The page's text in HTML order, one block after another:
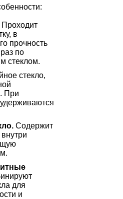
Проходит
в
прочность
по
стеклом.
стекло,
При
Содержит
для
и